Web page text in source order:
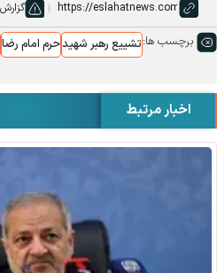
برچسب ها:تشییع رهبر شهیدحرم امام رضا
اخبار مرتبط